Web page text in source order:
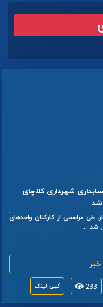
شهرداری کلاچای
شد
طی مراسمی از کارکنان واحدهای
شد. ...
233 کپی لینک